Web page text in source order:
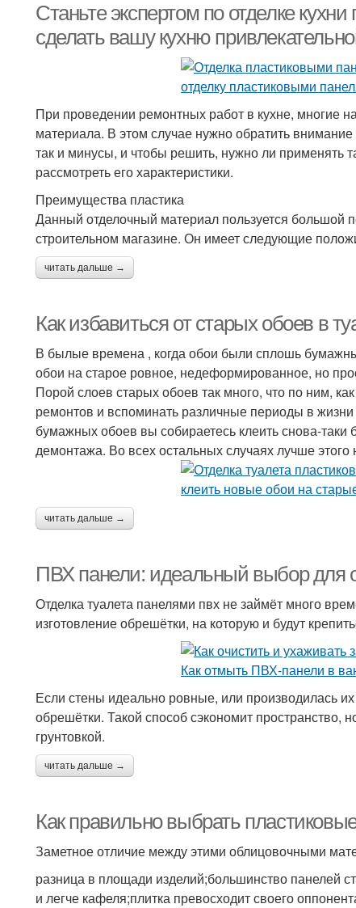
Станьте экспертом по отделке
сделать вашу кухню
При проведении ремонтных работ в кухне, многие
материала. В этом случае нужно обратить
так и минусы, и чтобы решить, нужно ли применять
рассмотреть его характеристики.
Преимущества пластика
Данный отделочный материал пользуется большой
строительном магазине. Он имеет следующие
читать дальше →
Как избавиться от старых обоев в
В былые времена , когда обои были сплошь
обои на старое ровное, недеформированное, но
Порой слоев старых обоев так много, что по ним,
ремонтов и вспоминать различные периоды в
бумажных обоев вы собираетесь клеить снова-
демонтажа. Во всех остальных случаях лучше этого
читать дальше →
ПВХ панели: идеальный выбор для
Отделка туалета панелями пвх не займёт много
изготовление обрешётки, на которую и будут
Если стены идеально ровные, или производилась
обрешётки. Такой способ сэкономит пространство,
грунтовкой.
читать дальше →
Как правильно выбрать
Заметное отличие между этими облицовочными
разница в площади изделий;большинство панелей
и легче кафеля;плитка превосходит своего